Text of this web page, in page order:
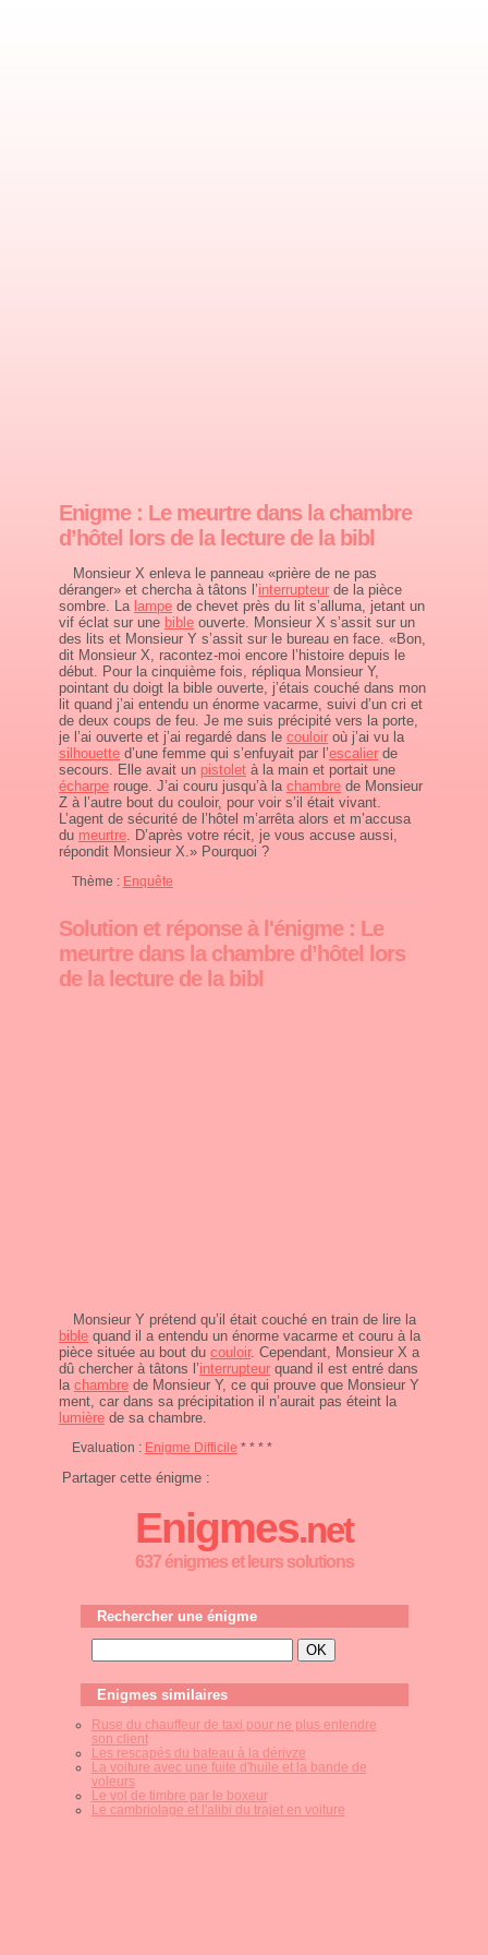
Enigme : Le meurtre dans la chambre
d’hôtel lors de la lecture de la bibl
Monsieur X enleva le panneau «prière de ne pas
déranger» et chercha à tâtons l’interrupteur de la pièce
sombre. La lampe de chevet près du lit s’alluma, jetant un
vif éclat sur une bible ouverte. Monsieur X s’assit sur un
des lits et Monsieur Y s’assit sur le bureau en face. «Bon,
dit Monsieur X, racontez-moi encore l’histoire depuis le
début. Pour la cinquième fois, répliqua Monsieur Y,
pointant du doigt la bible ouverte, j’étais couché dans mon
lit quand j’ai entendu un énorme vacarme, suivi d’un cri et
de deux coups de feu. Je me suis précipité vers la porte,
je l’ai ouverte et j’ai regardé dans le couloir où j’ai vu la
silhouette d’une femme qui s’enfuyait par l’escalier de
secours. Elle avait un pistolet à la main et portait une
écharpe rouge. J’ai couru jusqu’à la chambre de Monsieur
Z à l’autre bout du couloir, pour voir s’il était vivant.
L’agent de sécurité de l’hôtel m’arrêta alors et m’accusa
du meurtre. D’après votre récit, je vous accuse aussi,
répondit Monsieur X.» Pourquoi ?
Thème : Enquête
Solution et réponse à l'énigme : Le
meurtre dans la chambre d’hôtel lors
de la lecture de la bibl
Monsieur Y prétend qu’il était couché en train de lire la
bible quand il a entendu un énorme vacarme et couru à la
pièce située au bout du couloir. Cependant, Monsieur X a
dû chercher à tâtons l’interrupteur quand il est entré dans
la chambre de Monsieur Y, ce qui prouve que Monsieur Y
ment, car dans sa précipitation il n’aurait pas éteint la
lumière de sa chambre.
Evaluation : Enigme Difficile * * * *
Partager cette énigme :
Enigmes.net
637 énigmes et leurs solutions
Rechercher une énigme
Enigmes similaires
Ruse du chauffeur de taxi pour ne plus entendre
son client
Les rescapés du bateau à la dérivze
La voiture avec une fuite d'huile et la bande de
voleurs
Le vol de timbre par le boxeur
Le cambriolage et l'alibi du trajet en voiture